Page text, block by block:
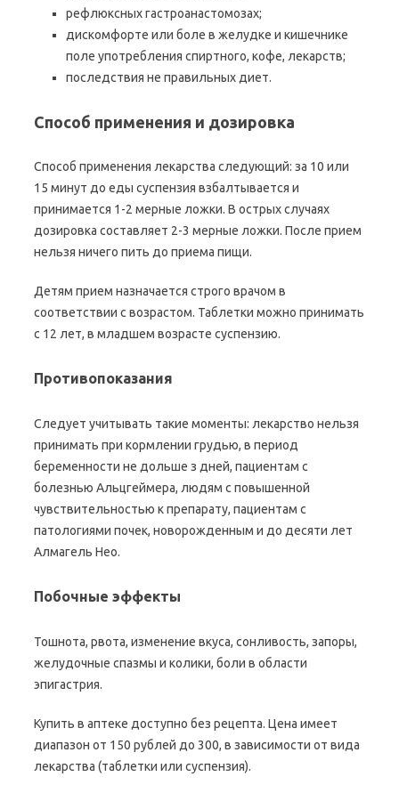
рефлюксных гастроанастомозах;
дискомфорте или боле в желудке и кишечнике
поле употребления спиртного, кофе, лекарств;
последствия не правильных диет.
Способ применения и дозировка
Способ применения лекарства следующий: за 10 или
15 минут до еды суспензия взбалтывается и
принимается 1-2 мерные ложки. В острых случаях
дозировка составляет 2-3 мерные ложки. После прием
нельзя ничего пить до приема пищи.
Детям прием назначается строго врачом в
соответствии с возрастом. Таблетки можно принимать
с 12 лет, в младшем возрасте суспензию.
Противопоказания
Следует учитывать такие моменты: лекарство нельзя
принимать при кормлении грудью, в период
беременности не дольше з дней, пациентам с
болезнью Альцгеймера, людям с повышенной
чувствительностью к препарату, пациентам с
патологиями почек, новорожденным и до десяти лет
Алмагель Нео.
Побочные эффекты
Тошнота, рвота, изменение вкуса, сонливость, запоры,
желудочные спазмы и колики, боли в области
эпигастрия.
Купить в аптеке доступно без рецепта. Цена имеет
диапазон от 150 рублей до 300, в зависимости от вида
лекарства (таблетки или суспензия).